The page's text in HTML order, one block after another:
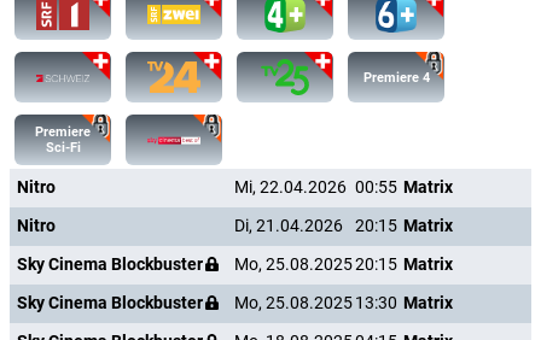
Premiere 4
Premiere
Sci-Fi
Nitro Mi, 22.04.2026 00:55 Matrix
Nitro
Di, 21.04.2026 20:15 Matrix
Sky Cinema Blockbuster
Mo, 25.08.202520:15 Matrix
Sky Cinema Blockbuster
Mo, 25.08.202513:30 Matrix